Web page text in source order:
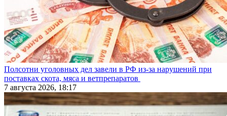
Полсотни уголовных дел завели в РФ из-за нарушений при
поставках скота, мяса и ветпрепаратов
7 августа 2026, 18:17